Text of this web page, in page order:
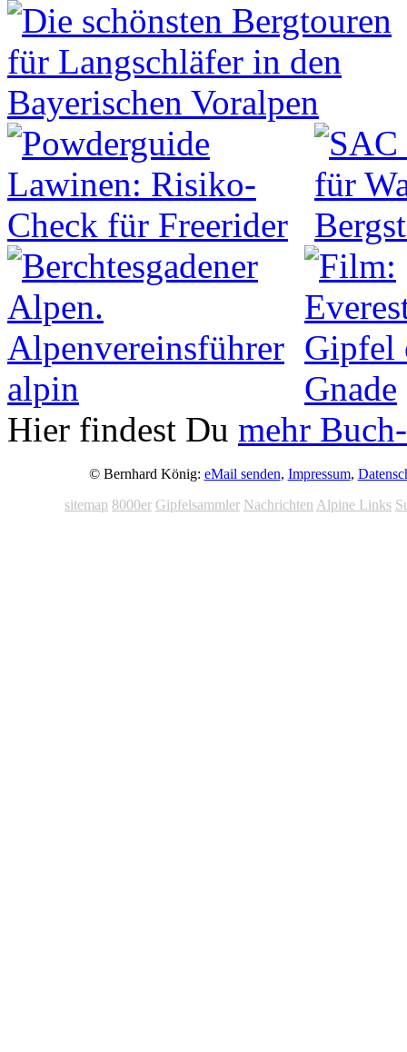
Hier findest Du mehr
© Bernhard König: eMail senden, Impressum,
sitemap 8000er Gipfelsammler Nachrichten Alpine Links